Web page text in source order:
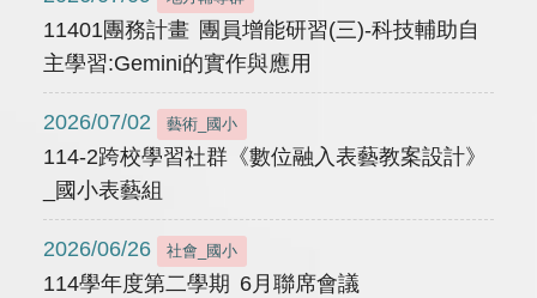
11401團務計畫 團員增能研習(三)-科技輔助自
主學習:Gemini的實作與應用
2026/07/02 藝術_國小
114-2跨校學習社群《數位融入表藝教案設計》
_國小表藝組
2026/06/26 社會_國小
114學年度第二學期 6月聯席會議